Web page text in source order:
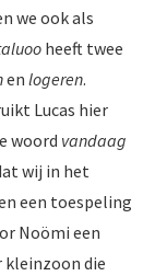
we ook als
heeft twee
en logeren.
Lucas hier
woord vandaag
wij in het
een toespeling
Noömi een
kleinzoon die